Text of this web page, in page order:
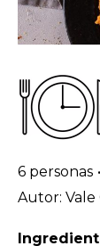
6 personas •
Autor: Vale